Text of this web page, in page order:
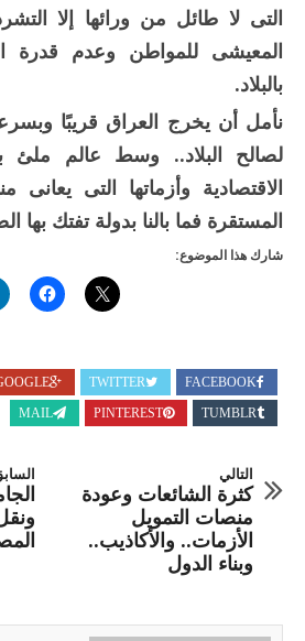
التى لا طائل من ورائها إلا
المعيشى للمواطن وعدم قدرة
بالبلاد.
نأمل أن يخرج العراق قريبًا
لصالح البلاد.. وسط عالم ملئ
الاقتصادية وأزماتها التى يعانى
المستقرة فما بالنا بدولة تفتك بها
شارك هذا الموضوع:
FACEBOOK
TWITTER
GOOGLE+
TUMBLR
PINTEREST
MAIL
السابق
ونقل
التالي
كثرة الشائعات وعودة
منصات التمويل
الأزمات.. والأكاذيب..
وبناء الدول